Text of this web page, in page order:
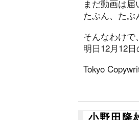
まだ動画は
たぶん、た
そんなわけで
明日12月12
Tokyo